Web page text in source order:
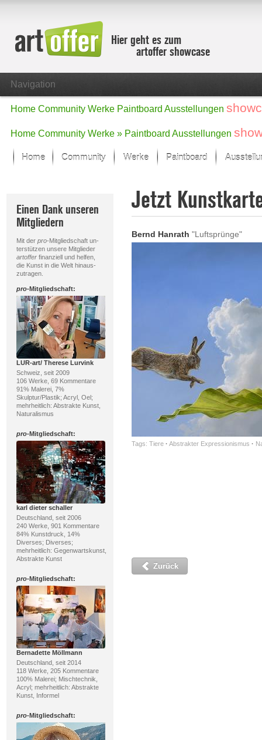
Hier geht es zum
artoffer showcase
Navigation
Home Community Werke Paintboard Ausstellungen
Home Community Werke » Paintboard Ausstellungen
Home Community Werke
Der letzte Monat im Fokus
Alle Fokus-Werke
Fokus-Werke
Paintboard
Einen Dank unseren
Mitgliedern
Mit der pro-Mitgliedschaft un-
terstützen unsere Mitglieder
artofferfinanziell und helfen,
die Kunst in die Welt hinaus-
zutragen.
pro-Mitgliedschaft:
LUR-art/ Therese Lurvink
Schweiz, seit 2009
106 Werke, 69 Kommentare
91% Malerei, 7%
Skulptur/Plastik; Acryl, Oel;
mehrheitlich: Abstrakte Kunst,
Naturalismus
pro-Mitgliedschaft:
karl dieter schaller
Deutschland, seit 2006
240 Werke, 901 Kommentare
84% Kunstdruck, 14%
Diverses; Diverses;
mehrheitlich: Gegenwartskunst,
Abstrakte Kunst
pro-Mitgliedschaft:
Bernadette Möllmann
Deutschland, seit 2014
118 Werke, 205 Kommentare
100% Malerei; Mischtechnik,
Acryl; mehrheitlich: Abstrakte
Kunst, Informel
pro-Mitgliedschaft:
Jetzt
Bernd Hanrath "Luftsprünge"
Tags: Tiere · Abstrakter Expressionismus ·
Zurück